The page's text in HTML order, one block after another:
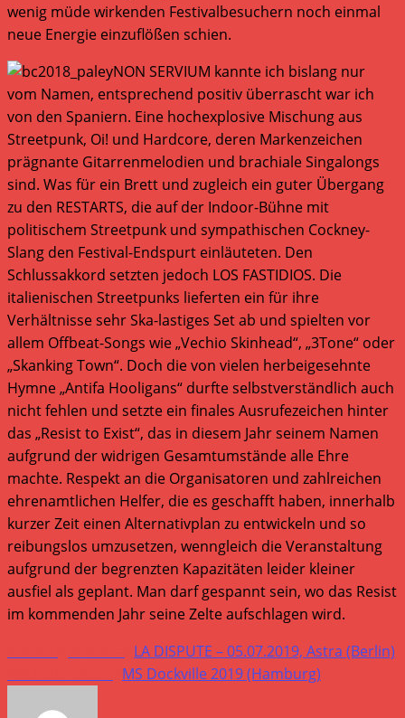
wenig müde wirkenden Festivalbesuchern noch einmal
neue Energie einzuflößen schien.
NON SERVIUM kannte ich bislang nur
vom Namen, entsprechend positiv überrascht war ich
von den Spaniern. Eine hochexplosive Mischung aus
Streetpunk, Oi! und Hardcore, deren Markenzeichen
prägnante Gitarrenmelodien und brachiale Singalongs
sind. Was für ein Brett und zugleich ein guter Übergang
zu den RESTARTS, die auf der Indoor-Bühne mit
politischem Streetpunk und sympathischen Cockney-
Slang den Festival-Endspurt einläuteten. Den
Schlussakkord setzten jedoch LOS FASTIDIOS. Die
italienischen Streetpunks lieferten ein für ihre
Verhältnisse sehr Ska-lastiges Set ab und spielten vor
allem Offbeat-Songs wie „Vechio Skinhead“, „3Tone“ oder
„Skanking Town“. Doch die von vielen herbeigesehnte
Hymne „Antifa Hooligans“ durfte selbstverständlich auch
nicht fehlen und setzte ein finales Ausrufezeichen hinter
das „Resist to Exist“, das in diesem Jahr seinem Namen
aufgrund der widrigen Gesamtumstände alle Ehre
machte. Respekt an die Organisatoren und zahlreichen
ehrenamtlichen Helfer, die es geschafft haben, innerhalb
kurzer Zeit einen Alternativplan zu entwickeln und so
reibungslos umzusetzen, wenngleich die Veranstaltung
aufgrund der begrenzten Kapazitäten leider kleiner
ausfiel als geplant. Man darf gespannt sein, wo das Resist
im kommenden Jahr seine Zelte aufschlagen wird.
Weitere
Artikel
ansehen
LA DISPUTE – 05.07.2019, Astra (Berlin)
MS Dockville 2019 (Hamburg)